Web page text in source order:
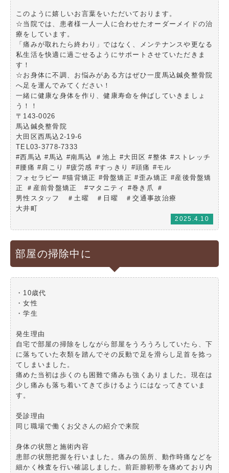
このように嬉しいお言葉をいただいております。
☆当院では、患者様一人一人に合わせたオーダーメイドの治
療をしています。
「痛みが取れたら終わり」ではなく、メンテナンスや更なる
私生活を快適に過ごせるようにサポートさせていただきま
す！
☆お身体に不調、お悩みがある方はぜひ一度馬込鍼灸整骨院
へ足を運んでみてください！
一緒に健康な身体を作り、健康寿命を伸ばしていきましょ
う！！
〒143-0026
馬込鍼灸整骨院
大田区西馬込2-19-6
TEL03-3778-7333
#西馬込 #馬込 #南馬込 ＃池上 #大田区 #整体 #ストレッチ
#腰痛 #肩こり #疲労感 #すっきり #頭痛 #モル
フォセラピー #猫背矯正 #骨盤矯正 #歪み矯正 #産後骨盤矯
正 ＃産前骨盤矯正 #マタニティ #巻き爪 ＃
男性スタッフ ＃土曜 ＃日曜 ＃交通事故治療
大井町
2025.4.10
部屋の掃除中に
・10歳代
・女性
・学生
発生理由
自宅で部屋の掃除をしながら部屋をうろうろしていたら、下
に落ちていた衣類を踏んでその反動で足を滑らし足首を捻っ
てしまいました。
痛めた当初は歩くのも困難で痛みも強くありました。現在は
少し痛みも落ち着いてきて歩けるようにはなってきていま
す。
受診理由
同じ職場で働くお父さんの紹介で来院
身体の状態と施術内容
患部の状態把握を行いました。痛みの箇所、動作時痛などを
細かく検査を行い確認しました。前距腓靭帯を痛めており内